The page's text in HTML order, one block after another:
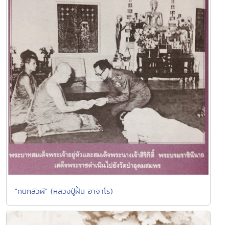
"คนกลัวผี" (หลวงปู่ฝั้น อาจาโร)